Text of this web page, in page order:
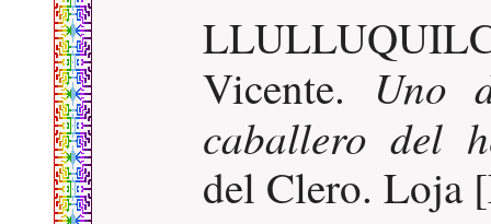
Vicente. Uno
caballero del
del Clero. Loja